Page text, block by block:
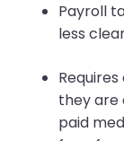
Payroll
less
they are
paid